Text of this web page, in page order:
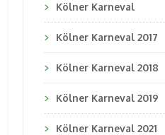
Kölner Karneval
Kölner Karneval 2017
Kölner Karneval 2018
Kölner Karneval 2019
Kölner Karneval 2021